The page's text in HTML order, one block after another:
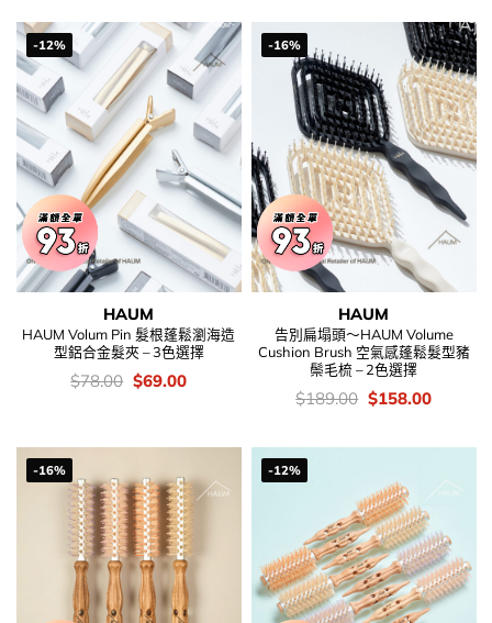
$319.00.
-12%
HAUM
HAUM Volum Pin 髮根蓬鬆瀏海造
型鋁合金髮夾 – 3色選擇
價
錢：
$78.00 Original
price
$69.00Current
-16%
HAUM
告別扁塌頭～HAUM Volume
Cushion Brush 空氣感蓬鬆髮型豬
鬃毛梳 – 2色選擇
價
錢：
$189.00 Original
price
$189.00.
$158.00Current
-16% -12%